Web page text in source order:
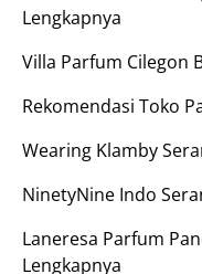
Lengkapnya
Villa Parfum Cilegon
Rekomendasi Toko
Wearing Klamby
NinetyNine Indo
Laneresa Parfum
Lengkapnya